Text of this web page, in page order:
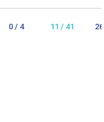
0 / 4 11 / 41